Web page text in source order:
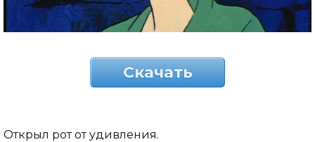
Скачать
Открыл рот от удивления.